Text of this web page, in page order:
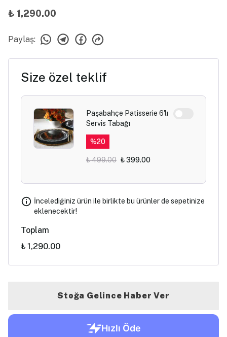
₺ 1,290.00
Paylaş:
Size özel teklif
Paşabahçe Patisserie 6'lı
Servis Tabağı
%20
₺ 499.00 ₺ 399.00
İncelediğiniz ürün ile birlikte bu ürünler de sepetinize
eklenecektir!
Toplam
₺ 1,290.00
Stoğa Gelince Haber Ver